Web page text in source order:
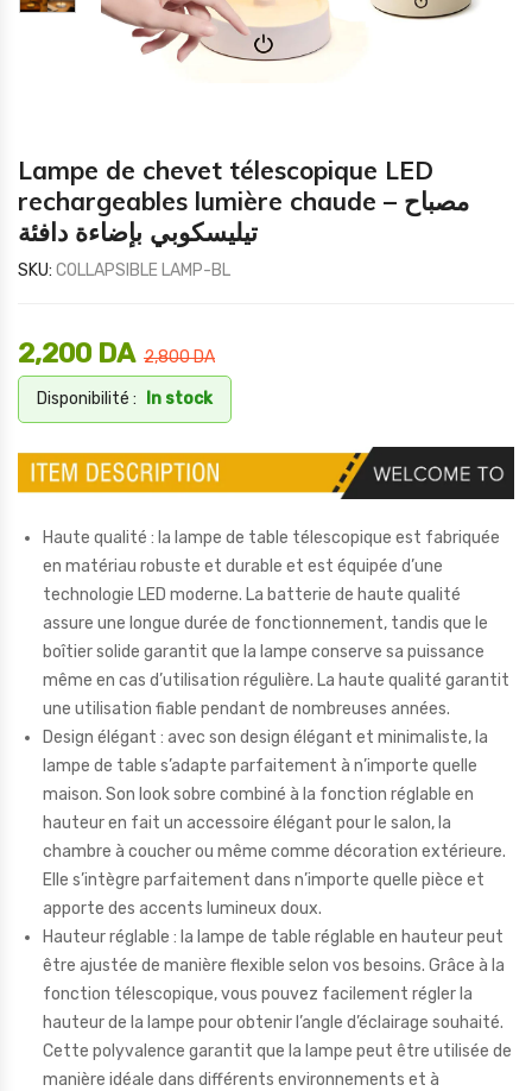
Lampe de chevet télescopique LED
rechargeables lumière chaude – مصباح
تيليسكوبي بإضاءة دافئة
SKU: COLLAPSIBLE LAMP-BL
2,800DA
2,200 DA
Disponibilité : In stock
Haute qualité : la lampe de table télescopique est fabriquée
en matériau robuste et durable et est équipée d’une
technologie LED moderne. La batterie de haute qualité
assure une longue durée de fonctionnement, tandis que le
boîtier solide garantit que la lampe conserve sa puissance
même en cas d’utilisation régulière. La haute qualité garantit
une utilisation fiable pendant de nombreuses années.
Design élégant : avec son design élégant et minimaliste, la
lampe de table s’adapte parfaitement à n’importe quelle
maison. Son look sobre combiné à la fonction réglable en
hauteur en fait un accessoire élégant pour le salon, la
chambre à coucher ou même comme décoration extérieure.
Elle s’intègre parfaitement dans n’importe quelle pièce et
apporte des accents lumineux doux.
Hauteur réglable : la lampe de table réglable en hauteur peut
être ajustée de manière flexible selon vos besoins. Grâce à la
fonction télescopique, vous pouvez facilement régler la
hauteur de la lampe pour obtenir l’angle d’éclairage souhaité.
Cette polyvalence garantit que la lampe peut être utilisée de
manière idéale dans différents environnements et à